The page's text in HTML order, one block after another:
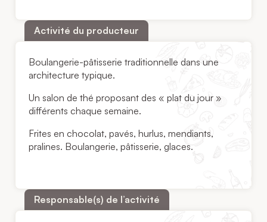
Activité du producteur
Boulangerie-pâtisserie traditionnelle dans une
architecture typique.
Un salon de thé proposant des « plat du jour »
différents chaque semaine.
Frites en chocolat, pavés, hurlus, mendiants,
pralines. Boulangerie, pâtisserie, glaces.
Responsable(s) de l’activité